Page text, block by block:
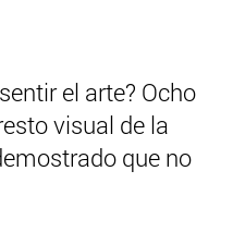
el arte? Ocho
visual de la
que no